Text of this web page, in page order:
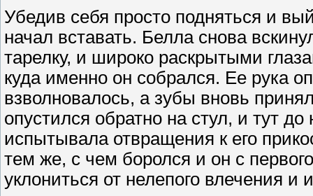
Убедив себя просто подняться и
начал вставать. Белла снова
тарелку, и широко раскрытыми
куда именно он собрался. Ее рука
взволновалось, а зубы вновь
опустился обратно на стул, и тут
испытывала отвращения к его
тем же, с чем боролся и он с
уклониться от нелепого влечения и